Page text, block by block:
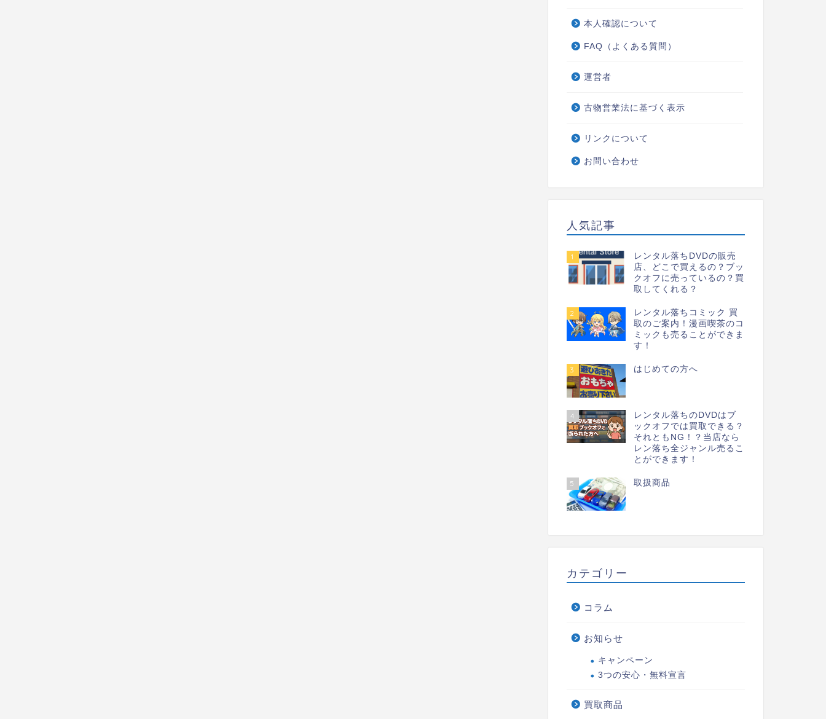
本人確認について
FAQ（よくある質問）
運営者
古物営業法に基づく表示
リンクについて
お問い合わせ
人気記事
1
レンタル落ちDVDの販売
店、どこで買えるの？ブッ
クオフに売っているの？買
取してくれる？
2
レンタル落ちコミック 買
取のご案内！漫画喫茶のコ
ミックも売ることができま
す！
3 はじめての方へ
4
レンタル落ちのDVDはブ
ックオフでは買取できる？
それともNG！？当店なら
レン落ち全ジャンル売るこ
とができます！
5 取扱商品
カテゴリー
コラム
お知らせ
キャンペーン
3つの安心・無料宣言
買取商品